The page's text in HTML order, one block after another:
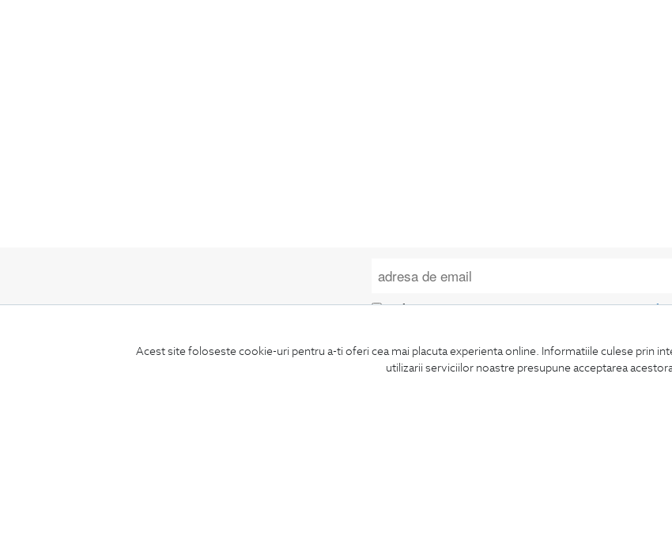
Acest site foloseste cookie-uri pentru a-ti oferi cea mai placuta experienta online. Informatiile culese prin
utilizarii serviciilor noastre presupune acceptarea
ABONEAZA-TE
Confirm ca am peste 16 ani si doresc sa primescemail-uri de